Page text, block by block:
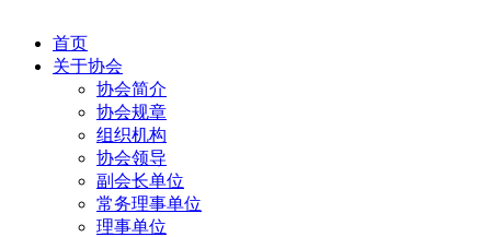
首页
关于协会
协会简介
协会规章
组织机构
协会领导
副会长单位
常务理事单位
理事单位